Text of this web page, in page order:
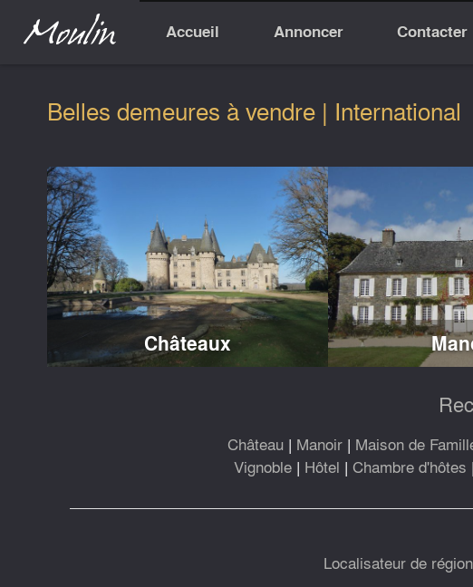
Accueil Annoncer Contacter
Belles demeures à vendre | International
Châteaux
Château | Manoir | Maison de
Vignoble | Hôtel | Chambre d'hôtes |
Localisateur de